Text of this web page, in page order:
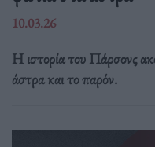
10.03.26
Η ιστορία του Πάρσονς
άστρα και το παρόν.